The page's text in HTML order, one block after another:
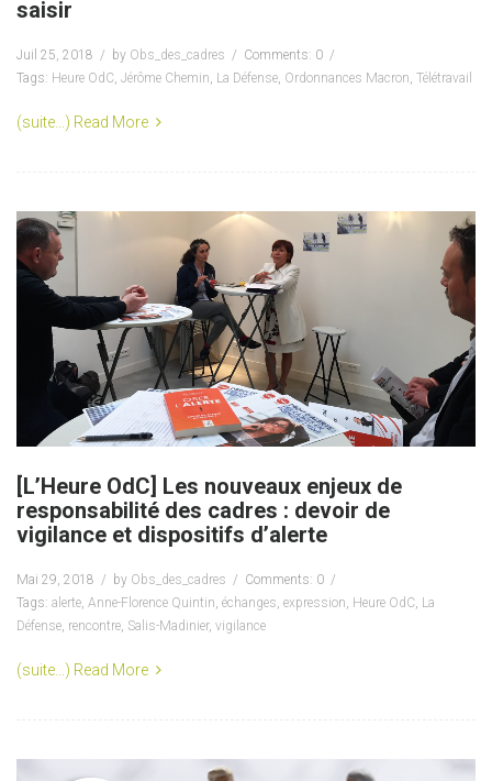
saisir
Juil 25, 2018 by Obs_des_cadres
Comments: 0
Tags: Heure OdC, Jérôme Chemin, La Défense, Ordonnances Macron, Télétravail
(suite…) Read More
[L’Heure OdC] Les nouveaux enjeux de
responsabilité des cadres : devoir de
vigilance et dispositifs d’alerte
Mai 29, 2018 by Obs_des_cadres
Comments: 0
Tags: alerte, Anne-Florence Quintin, échanges, expression, Heure OdC, La
Défense, rencontre, Salis-Madinier, vigilance
(suite…) Read More